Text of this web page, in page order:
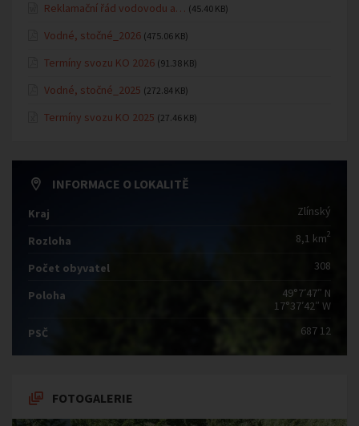
Reklamační řád vodovodu a… (45.40 KB)
Vodné, stočné_2026 (475.06 KB)
Termíny svozu KO 2026 (91.38 KB)
Vodné, stočné_2025 (272.84 KB)
Termíny svozu KO 2025 (27.46 KB)
INFORMACE O LOKALITĚ
Kraj Zlínský
Rozloha 8,1 km2
Počet obyvatel 308
Poloha
49°7′47″ N
17°37′42″ W
PSČ
687 12
FOTOGALERIE